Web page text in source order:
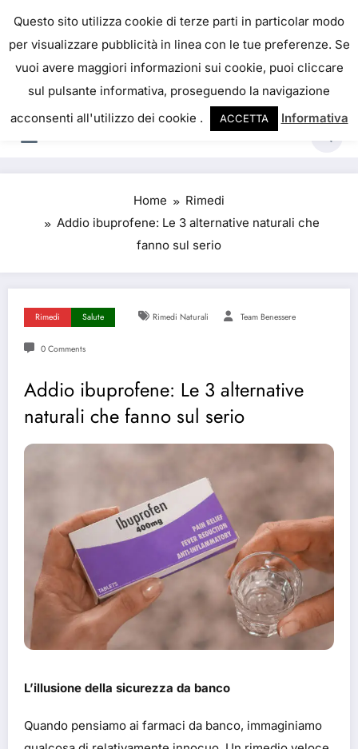
content
IL PORTALE DEL BENESSERE
La salute è come il denaro, non abbiamo mai una
vera idea del suo valore fino a quando la
perdiamo. Josh Billings
Home
Rimedi
Addio ibuprofene: Le 3 alternative naturali che
fanno sul serio
Rimedi Salute Rimedi Naturali Team Benessere
0 Comments
Addio ibuprofene: Le 3 alternative
naturali che fanno sul serio
L’illusione della sicurezza da banco
Quando pensiamo ai farmaci da banco, immaginiamo
Questo sito utilizza cookie di terze parti in particolar modo
per visualizzare pubblicità in linea con le tue preferenze. Se
vuoi avere maggiori informazioni sui cookie, puoi cliccare
sul pulsante informativa, proseguendo la navigazione
acconsenti all'utilizzo dei cookie .
ACCETTA Informativa